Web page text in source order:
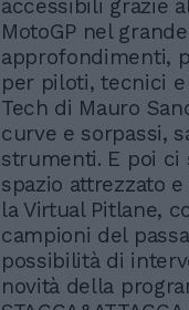
accessibili grazie
MotoGP nel
approfondimenti,
per piloti, tecnici
Tech di Mauro
curve e sorpassi,
strumenti. E poi ci
spazio attrezzato
la Virtual Pitlane,
campioni del
possibilità di
novità della